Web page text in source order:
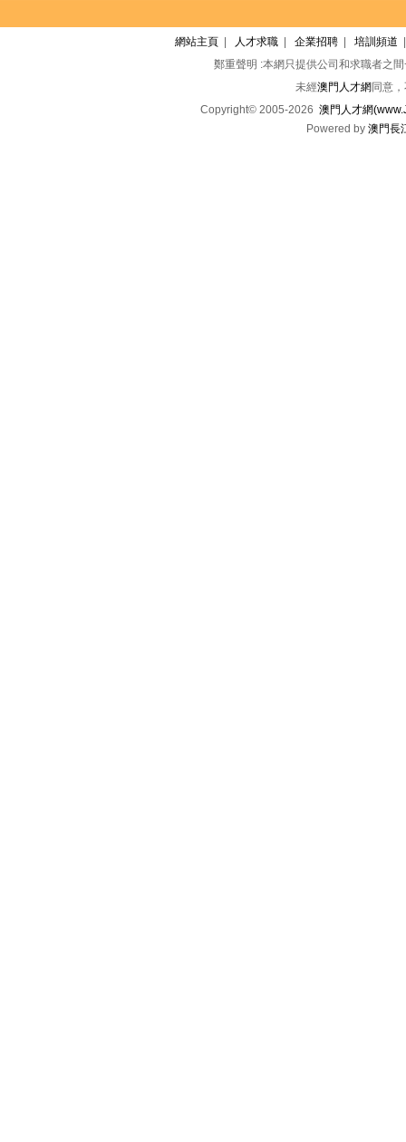
網站主頁 人才求職 企業招聘 培訓頻道
鄭重聲明 :本網只提供公司和求職者之
未經澳門人才網 同意
Copyright© 2005-2026 澳門人才網
Powered by 澳門長